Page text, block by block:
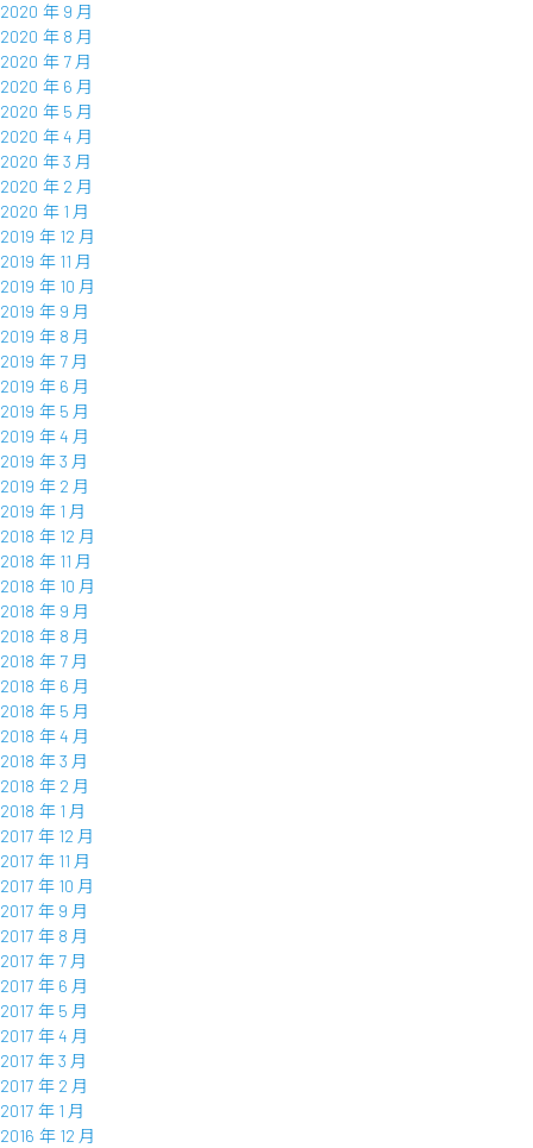
2020 年 9 月
2020 年 8 月
2020 年 7 月
2020 年 6 月
2020 年 5 月
2020 年 4 月
2020 年 3 月
2020 年 2 月
2020 年 1 月
2019 年 12 月
2019 年 11 月
2019 年 10 月
2019 年 9 月
2019 年 8 月
2019 年 7 月
2019 年 6 月
2019 年 5 月
2019 年 4 月
2019 年 3 月
2019 年 2 月
2019 年 1 月
2018 年 12 月
2018 年 11 月
2018 年 10 月
2018 年 9 月
2018 年 8 月
2018 年 7 月
2018 年 6 月
2018 年 5 月
2018 年 4 月
2018 年 3 月
2018 年 2 月
2018 年 1 月
2017 年 12 月
2017 年 11 月
2017 年 10 月
2017 年 9 月
2017 年 8 月
2017 年 7 月
2017 年 6 月
2017 年 5 月
2017 年 4 月
2017 年 3 月
2017 年 2 月
2017 年 1 月
2016 年 12 月